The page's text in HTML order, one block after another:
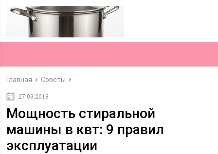
Главная Советы
27.09.2018
Мощность стиральной
машины в квт: 9 правил
эксплуатации